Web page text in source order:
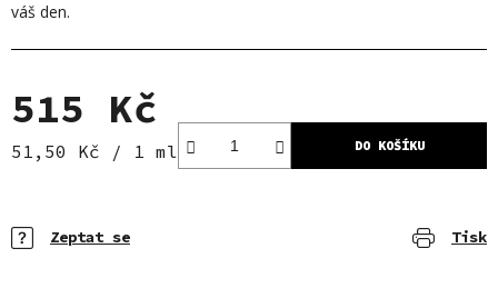
váš den.
515 Kč
Měrná cena:
51,50 Kč / 1 ml DO KOŠÍKU
Tisk
Zeptat se